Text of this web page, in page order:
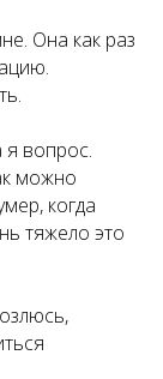
Она как раз
я вопрос.
можно
когда
тяжело это